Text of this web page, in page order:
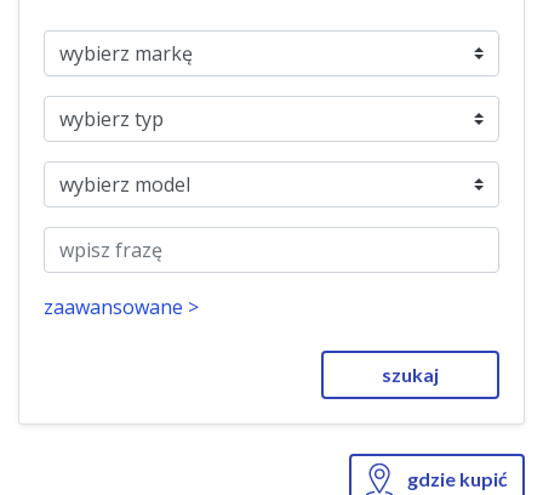
zaawansowane >
szukaj
gdzie kupić